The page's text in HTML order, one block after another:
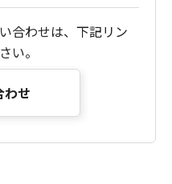
合わせは、下記リン
い。
わせ